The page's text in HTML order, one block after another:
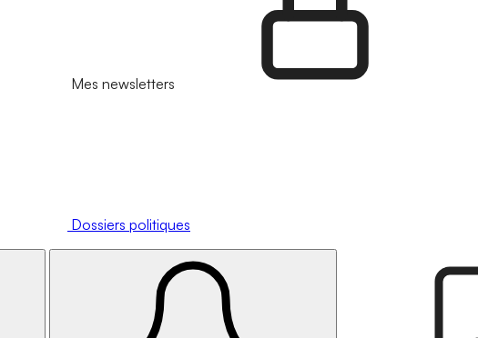
Mes newsletters
Dossiers politiques